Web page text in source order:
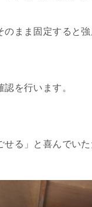
まま固定すると強
を行います。
る」と喜んでいた